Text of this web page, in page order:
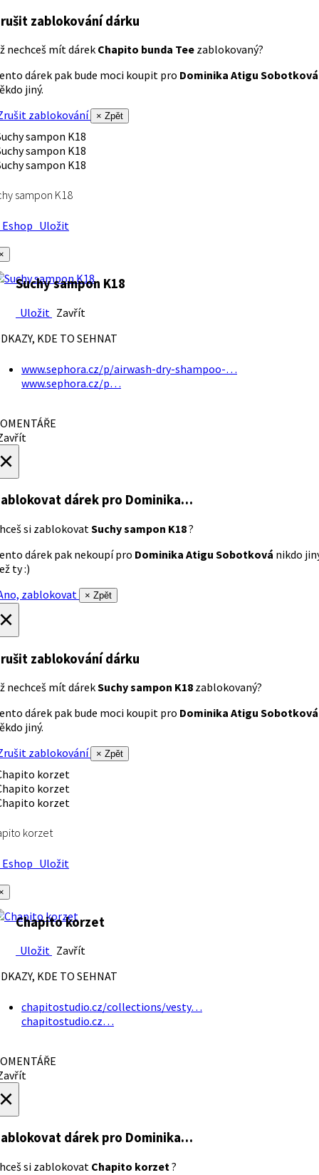
zablokování dárku
nechceš mít dárek Chapito bunda Tee zablokovaný?
dárek pak bude moci koupit pro Dominika Atigu Sobotková
jiný.
zablokování
× Zpět
sampon K18
Uložit
Suchy sampon K18
Uložit Zavřít
KDE TO SEHNAT
www.sephora.cz/p/airwash-dry-shampoo-…
www.sephora.cz/p…
dárek pro Dominika…
si zablokovatSuchy sampon K18?
dárek pak nekoupí pro Dominika Atigu Sobotková nikdo
ty :)
zablokovat
× Zpět
zablokování dárku
nechceš mít dárekSuchy sampon K18 zablokovaný?
dárek pak bude moci koupit pro Dominika Atigu Sobotková
jiný.
zablokování
× Zpět
korzet
Uložit
Chapito korzet
Uložit Zavřít
KDE TO SEHNAT
chapitostudio.cz/collections/vesty…
chapitostudio.cz…
dárek pro Dominika…
si zablokovat Chapito korzet?